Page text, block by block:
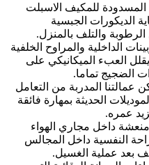
للمكيف الاسبلت
الديكورات الجبسية
والتلف بالمنزل.
الداخلية والمراوح الخلفية
يقلل العبء الميكانيكي على
الضجيج تماما.
عمالتنا المدربة من التعامل
الحديثة بمهارة فائقة
عمره.
داخل مجاري الهواء
النفسية داخل المجالس
بعد عملية الغسيل.